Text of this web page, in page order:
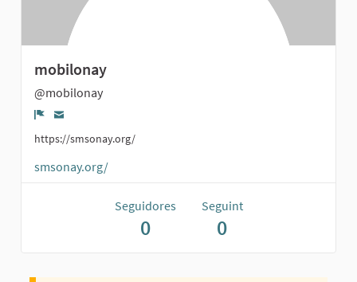
mobilonay
@mobilonay
Denúncia
https://smsonay.org/
smsonay.org/
Seguidores
0
Seguint
0